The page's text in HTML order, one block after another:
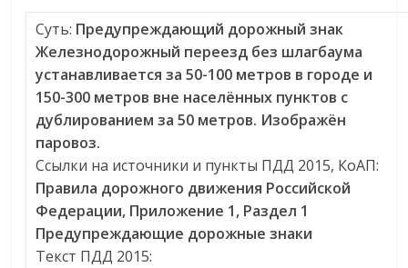
Суть: Предупреждающий дорожный знак
Железнодорожный переезд без шлагбаума
устанавливается за 50-100 метров в городе и
150-300 метров вне населённых пунктов с
дублированием за 50 метров. Изображён
паровоз.
Ссылки на источники и пункты ПДД 2015, КоАП:
Правила дорожного движения Российской
Федерации, Приложение 1, Раздел 1
Предупреждающие дорожные знаки
Текст ПДД 2015: